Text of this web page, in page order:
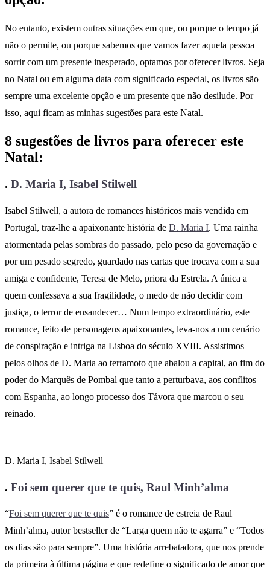
No entanto, existem outras situações em que, ou porque o tempo já
não o permite, ou porque sabemos que vamos fazer aquela pessoa
sorrir com um presente inesperado, optamos por oferecer livros. Seja
no Natal ou em alguma data com significado especial, os livros são
sempre uma excelente opção e um presente que não desilude. Por
isso, aqui ficam as minhas sugestões para este Natal.
8 sugestões de livros para oferecer este
Natal:
. D. Maria I, Isabel Stilwell
Isabel Stilwell, a autora de romances históricos mais vendida em
Portugal, traz-lhe a apaixonante história de D. Maria I. Uma rainha
atormentada pelas sombras do passado, pelo peso da governação e
por um pesado segredo, guardado nas cartas que trocava com a sua
amiga e confidente, Teresa de Melo, priora da Estrela. A única a
quem confessava a sua fragilidade, o medo de não decidir com
justiça, o terror de ensandecer… Num tempo extraordinário, este
romance, feito de personagens apaixonantes, leva-nos a um cenário
de conspiração e intriga na Lisboa do século XVIII. Assistimos
pelos olhos de D. Maria ao terramoto que abalou a capital, ao fim do
poder do Marquês de Pombal que tanto a perturbava, aos conflitos
com Espanha, ao longo processo dos Távora que marcou o seu
reinado.
D. Maria I, Isabel Stilwell
. Foi sem querer que te quis, Raul Minh’alma
“Foi sem querer que te quis” é o romance de estreia de Raul
Minh’alma, autor bestseller de “Larga quem não te agarra” e “Todos
os dias são para sempre”. Uma história arrebatadora, que nos prende
da primeira à última página e que redefine o significado de amor que